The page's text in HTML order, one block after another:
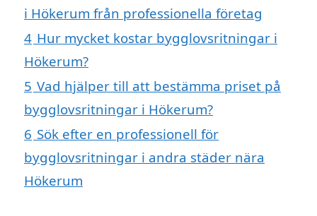
i Hökerum från professionella företag
4 Hur mycket kostar bygglovsritningar i
Hökerum?
5 Vad hjälper till att bestämma priset på
bygglovsritningar i Hökerum?
6 Sök efter en professionell för
bygglovsritningar i andra städer nära
Hökerum